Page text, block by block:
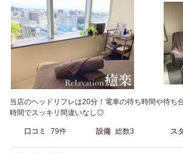
当店のヘッドリフレは20分！電車の待ち時間や待ち
時間でスッキリ間違いなし◎
口コミ 79件 設備 総数3 ス